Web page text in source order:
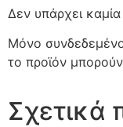
Δεν υπάρχει
Μόνο
το προϊόν
Σχετικά